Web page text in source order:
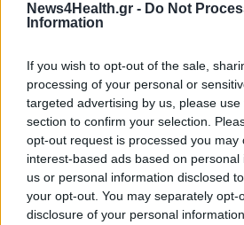
News4Health.gr - Do Not
Information
If you wish to opt-out of the sale,
processing of your personal or
targeted advertising by us, please
section to confirm your selection.
opt-out request is processed you may
interest-based ads based on
us or personal information disclosed
your opt-out. You may separately opt-
disclosure of your personal